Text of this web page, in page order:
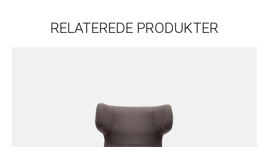
RELATEREDE PRODUKTER